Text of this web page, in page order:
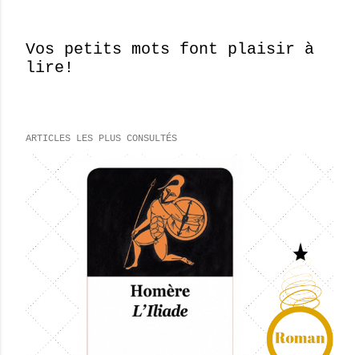
E
g
t
r
c
Vos petits mots font plaisir à
lire!
ARTICLES LES PLUS CONSULTÉS